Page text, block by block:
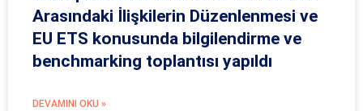
Arasındaki İlişkilerin Düzenlenmesi ve
EU ETS konusunda bilgilendirme ve
benchmarking toplantısı yapıldı
DEVAMINI OKU »